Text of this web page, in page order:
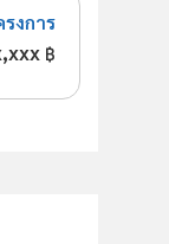
งการ
฿